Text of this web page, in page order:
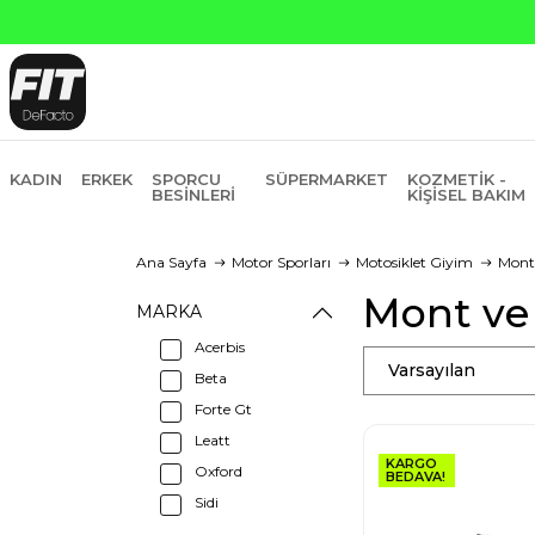
KADIN ERKEK
SPORCU
BESINLERI
SÜPERMARKET
KOZMETIK -
KIŞISEL BAKIM
Ana Sayfa Motor Sporları Motosiklet Giyim
MARKA
Acerbis
Beta
Forte Gt
Leatt
Oxford
Sidi
Mont
Varsayılan
KARGO
BEDAVA!